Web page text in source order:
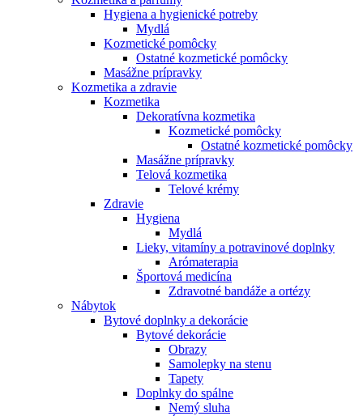
Hygiena a hygienické potreby
Mydlá
Kozmetické pomôcky
Ostatné kozmetické pomôcky
Masážne prípravky
Kozmetika a zdravie
Kozmetika
Dekoratívna kozmetika
Kozmetické pomôcky
Ostatné kozmetické pomôcky
Masážne prípravky
Telová kozmetika
Telové krémy
Zdravie
Hygiena
Mydlá
Lieky, vitamíny a potravinové doplnky
Arómaterapia
Športová medicína
Zdravotné bandáže a ortézy
Nábytok
Bytové doplnky a dekorácie
Bytové dekorácie
Obrazy
Samolepky na stenu
Tapety
Doplnky do spálne
Nemý sluha